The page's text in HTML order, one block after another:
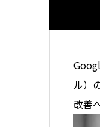
ル）
改善